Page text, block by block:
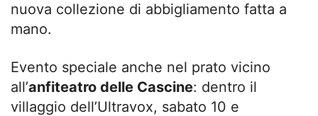
nuova collezione di abbigliamento fatta a
mano.
Evento speciale anche nel prato vicino
all’anfiteatro delle Cascine: dentro il
villaggio dell’Ultravox, sabato 10 e